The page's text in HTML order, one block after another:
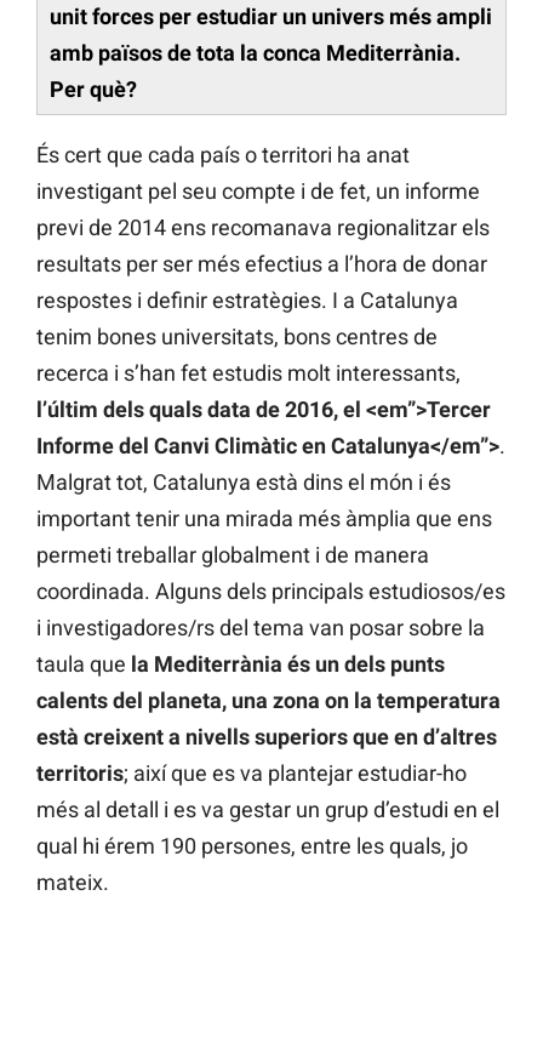
unit forces per estudiar un univers més ampli
amb països de tota la conca Mediterrània.
Per què?
És cert que cada país o territori ha anat
investigant pel seu compte i de fet, un informe
previ de 2014 ens recomanava regionalitzar els
resultats per ser més efectius a l’hora de donar
respostes i definir estratègies. I a Catalunya
tenim bones universitats, bons centres de
recerca i s’han fet estudis molt interessants,
l’últim dels quals data de 2016, el <em”>Tercer
Informe del Canvi Climàtic en Catalunya</em”>.
Malgrat tot, Catalunya està dins el món i és
important tenir una mirada més àmplia que ens
permeti treballar globalment i de manera
coordinada. Alguns dels principals estudiosos/es
i investigadores/rs del tema van posar sobre la
taula que la Mediterrània és un dels punts
calents del planeta, una zona on la temperatura
està creixent a nivells superiors que en d’altres
territoris; així que es va plantejar estudiar-ho
més al detall i es va gestar un grup d’estudi en el
qual hi érem 190 persones, entre les quals, jo
mateix.